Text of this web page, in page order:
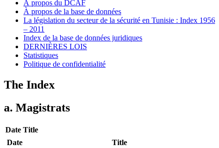
À propos du DCAF
À propos de la base de données
La législation du secteur de la sécurité en Tunisie : Index 1956
– 2011
Index de la base de données juridiques
DERNIÈRES LOIS
Statistiques
Politique de confidentialité
The Index
a. Magistrats
Date Title
Date
Title